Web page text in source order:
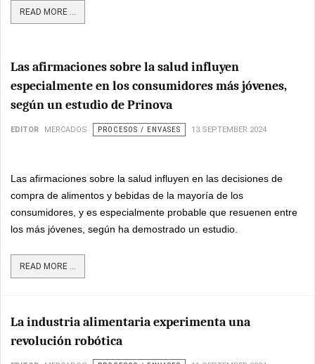
READ MORE ...
Las afirmaciones sobre la salud influyen
especialmente en los consumidores más jóvenes,
según un estudio de Prinova
EDITOR MERCADOS PROCESOS / ENVASES 13 SEPTEMBER 2024
Las afirmaciones sobre la salud influyen en las decisiones de
compra de alimentos y bebidas de la mayoría de los
consumidores, y es especialmente probable que resuenen entre
los más jóvenes, según ha demostrado un estudio.
READ MORE ...
La industria alimentaria experimenta una
revolución robótica